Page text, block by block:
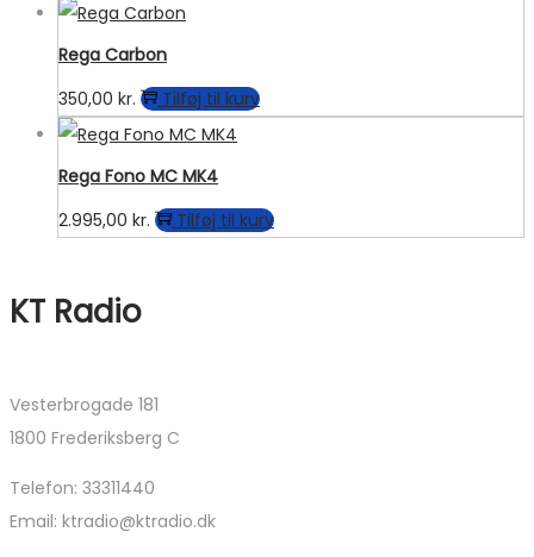
Rega Carbon
350,00 kr. Tilføj til kurv
Rega Fono MC MK4
2.995,00 kr. Tilføj til kurv
KT Radio
Vesterbrogade 181
1800 Frederiksberg C
Telefon: 33311440
Email: ktradio@ktradio.dk